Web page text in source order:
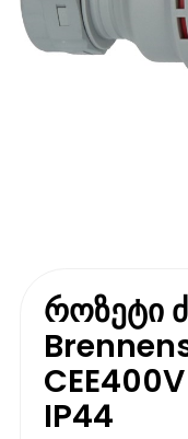
როზეტი
IP44